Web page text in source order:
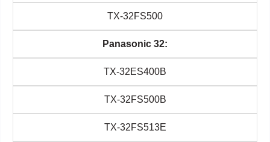
TX-32FS500
Panasonic 32:
TX-32ES400B
TX-32FS500B
TX-32FS513E